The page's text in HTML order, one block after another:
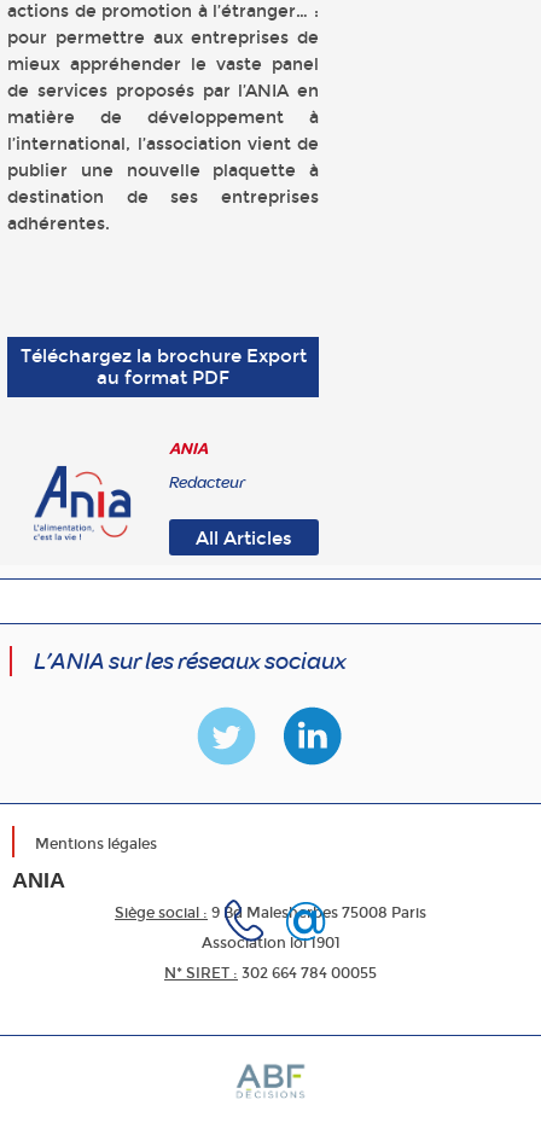
actions de promotion à l’étranger… :
pour permettre aux entreprises de
mieux appréhender le vaste panel
de services proposés par l’ANIA en
matière de développement à
l’international, l’association vient de
publier une nouvelle plaquette à
destination de ses entreprises
adhérentes.
Téléchargez la brochure Export
au format PDF
ANIA
Redacteur
All Articles
L’ANIA sur les réseaux sociaux
Mentions légales
ANIA
Siège social : 9 Bd Malesherbes 75008 Paris
Association loi 1901
N* SIRET : 302 664 784 00055